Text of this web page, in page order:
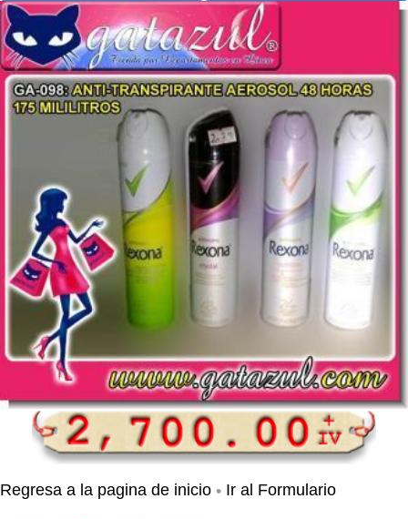
Regresa a la pagina de inicio • Ir al Formulario